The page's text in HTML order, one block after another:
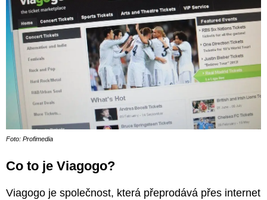
Foto: Profimedia
Co to je Viagogo?
Viagogo je společnost, která přeprodává přes internet